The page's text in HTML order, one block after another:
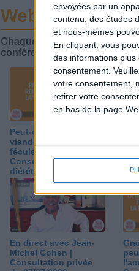
envoyées par un
contenu, des études
et nous-mêmes
En cliquant, vous
des informations
consentement.
votre consentement,
retirer votre
en bas de la page
Webinaires en
Chaque semaine, posez vos
conférences avec Jean-
Peut-on remplacer la
viande par des
féculents ?
Consultation
diététique du
05/08/2026
03/
En direct avec Jean-
Michel Cohen |
Consultation privée